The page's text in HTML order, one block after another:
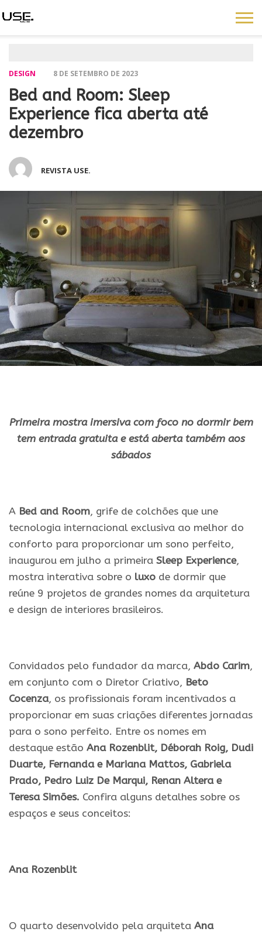
DESIGN 8 DE SETEMBRO DE 2023
Bed and Room: Sleep
Experience fica aberta até
dezembro
REVISTA USE.
Primeira mostra imersiva com foco no dormir bem
tem entrada gratuita e estáabertatambém aos
sábados
A Bed and Room, grife de colchões que une
tecnologia internacional exclusiva ao melhor do
conforto para proporcionar um sono perfeito,
inaugurou em julho a primeira Sleep Experience,
mostra interativa sobre o luxo de dormir que
reúne 9 projetos de grandes nomes da arquitetura
e design de interiores brasileiros.
Convidados pelo fundador da marca, Abdo Carim,
em conjunto com o Diretor Criativo, Beto
Cocenza, os profissionais foram incentivados a
proporcionar em suas criações diferentes jornadas
para o sono perfeito. Entre os nomes em
destaque estão Ana Rozenblit, Déborah Roig, Dudi
Duarte, Fernanda e Mariana Mattos, Gabriela
Prado, Pedro Luiz De Marqui, Renan Altera e
Teresa Simões. Confira alguns detalhes sobre os
espaços e seus conceitos:
Ana Rozenblit
O quarto desenvolvido pela arquiteta Ana